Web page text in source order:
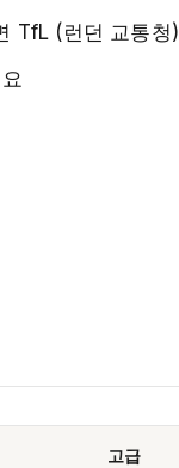
TfL (런던 교통
고급